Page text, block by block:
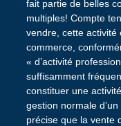
fait partie de belles
multiples! Compte
vendre, cette activité
commerce,
« d’activité
suffisamment
constituer une
gestion normale
précise que la vente